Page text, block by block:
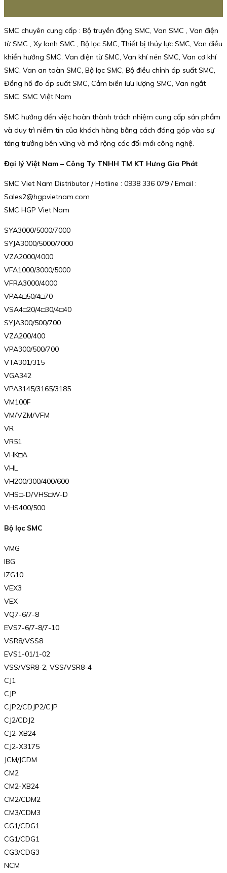
SMC chuyên cung cấp : Bộ truyền động SMC, Van SMC , Van điện
từ SMC , Xy lanh SMC , Bộ lọc SMC, Thiết bị thủy lực SMC, Van điều
khiển hướng SMC, Van điện từ SMC, Van khí nén SMC, Van cơ khí
SMC, Van an toàn SMC, Bộ lọc SMC, Bộ điều chỉnh áp suất SMC,
Đồng hồ đo áp suất SMC, Cảm biến lưu lượng SMC, Van ngắt
SMC. SMC Việt Nam
SMC hướng đến việc hoàn thành trách nhiệm cung cấp sản phẩm
và duy trì niềm tin của khách hàng bằng cách đóng góp vào sự
tăng trưởng bền vững và mở rộng các đổi mới công nghệ.
Đại lý Việt Nam – Công Ty TNHH TM KT Hưng Gia Phát
SMC Viet Nam Distributor / Hotline : 0938 336 079 / Email :
Sales2@hgpvietnam.com
SMC HGP Viet Nam
SYA3000/5000/7000
SYJA3000/5000/7000
VZA2000/4000
VFA1000/3000/5000
VFRA3000/4000
VPA4□50/4□70
VSA4□20/4□30/4□40
SYJA300/500/700
VZA200/400
VPA300/500/700
VTA301/315
VGA342
VPA3145/3165/3185
VM100F
VM/VZM/VFM
VR
VR51
VHK□A
VHL
VH200/300/400/600
VHS□-D/VHS□W-D
VHS400/500
Bộ lọc SMC
VMG
IBG
IZG10
VEX3
VEX
VQ7-6/7-8
EVS7-6/7-8/7-10
VSR8/VSS8
EVS1-01/1-02
VSS/VSR8-2, VSS/VSR8-4
CJ1
CJP
CJP2/CDJP2/CJP
CJ2/CDJ2
CJ2-XB24
CJ2-X3175
JCM/JCDM
CM2
CM2-XB24
CM2/CDM2
CM3/CDM3
CG1/CDG1
CG1/CDG1
CG3/CDG3
NCM